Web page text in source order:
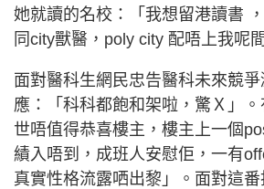
她就讀的名校：「我想留港讀書
同city獸醫，poly city 配唔上我呢
面對醫科生網民忠告醫科未來競
應：「科科都飽和架啦，驚Ｘ」
世唔值得恭喜樓主，樓主上一個
績入唔到，成班人安慰佢，一有
真實性格流露哂出黎」。面對這